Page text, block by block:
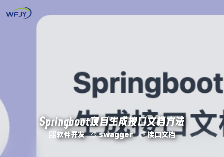
Springboot项目生成接口文档方法
软件开发 swagger 接口文档